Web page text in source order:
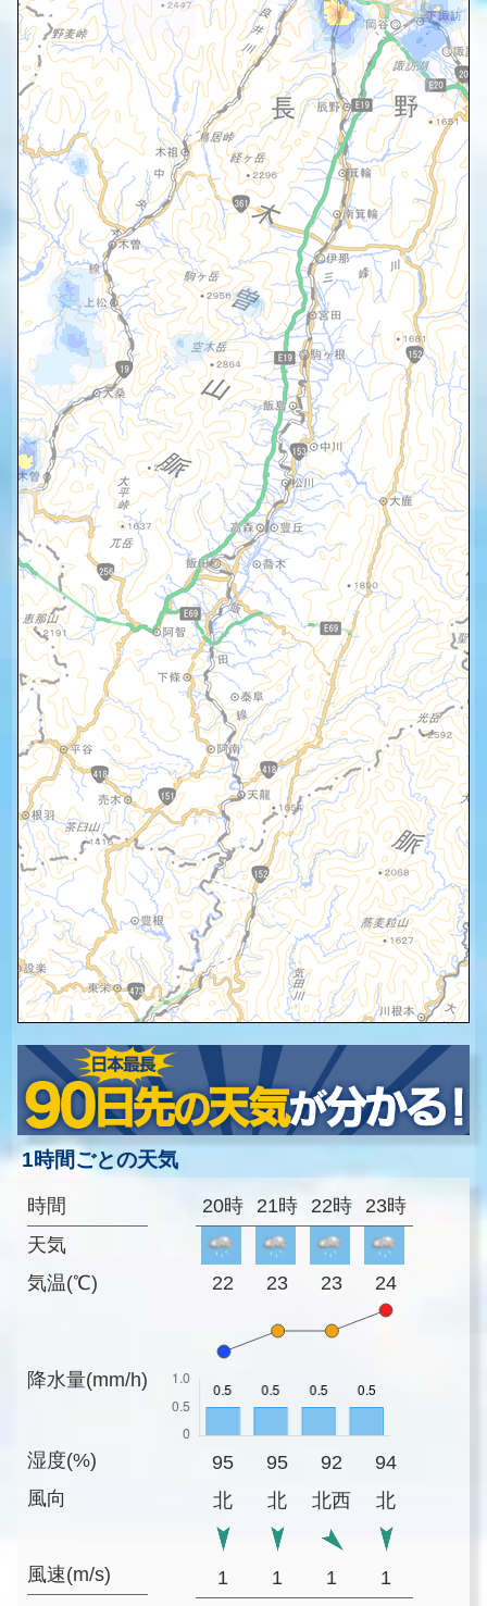
1時間ごとの天気
時間
天気
気温(℃)
降水量(mm/h)
湿度(%)
風向
風速(m/s)
20時 21時 22時 23時
22 23 23 24
95 95 92
94
北
北 北西 北
1 1 1 1